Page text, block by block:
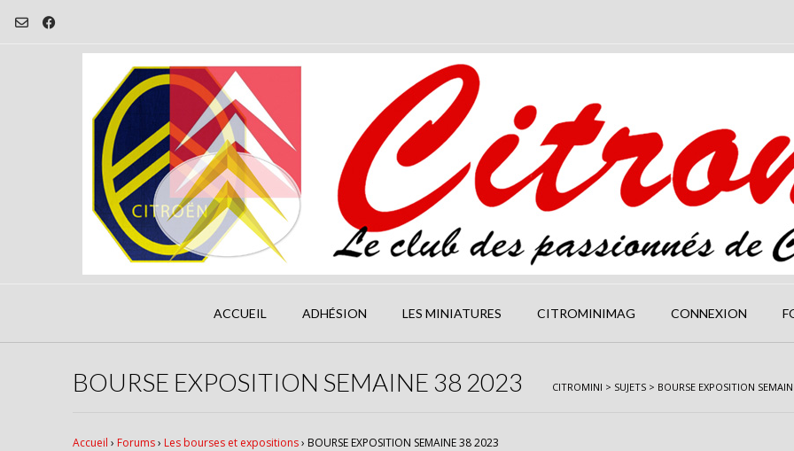
ACCUEIL ADHÉSION LES MINIATURES CITROMINIMAG CONNEXION
BOURSE EXPOSITION SEMAINE 38 2023 CITROMINI > SUJETS > BOURSE EXPOSITION
Accueil › Forums› Les bourses et expositions› BOURSE EXPOSITION SEMAINE 38 2023